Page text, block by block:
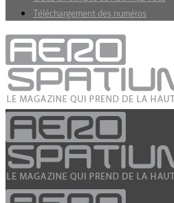
Téléchargement des numéros